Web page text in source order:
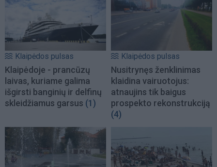
Klaipėdos pulsas
Klaipėdoje - prancūzų
laivas, kuriame galima
išgirsti banginių ir delfinų
skleidžiamus garsus (1)
Klaipėdos pulsas
Nusitrynęs ženklinimas
klaidina vairuotojus:
atnaujins tik baigus
prospekto rekonstrukciją
(4)